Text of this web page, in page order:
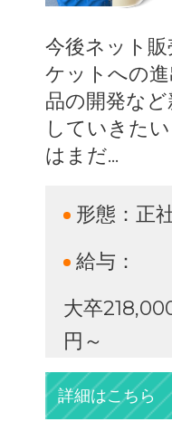
今後ネット
ケットへの
品の開発な
していきた
はまだ...
形態： 正
給与：
大卒
円～
詳細はこちら